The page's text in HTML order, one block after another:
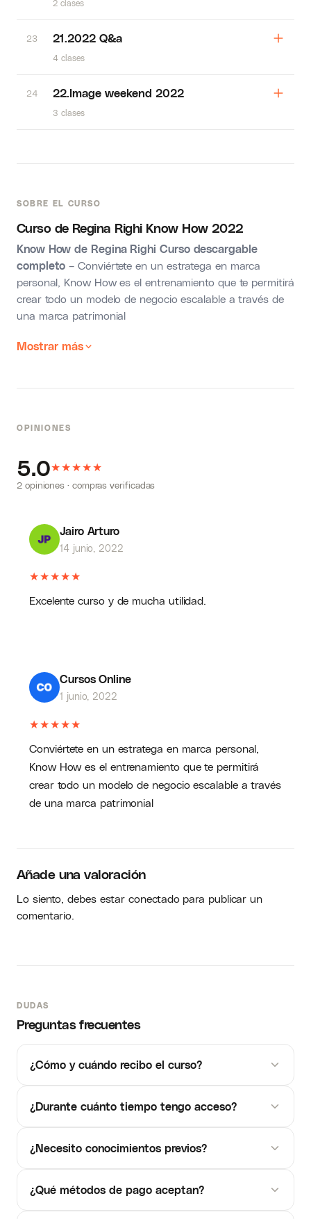
SOBRE EL CURSO
Curso de Regina Righi Know How 2022
Know How de Regina Righi Curso descargable
completo – Conviértete en un estratega en marca
personal, Know How es el entrenamiento que te permitirá
crear todo un modelo de negocio escalable a través de
una marca patrimonial
Mostrar más
2 clases
23 21.2022 Q&a
4 clases
24 22.Image weekend 2022
3 clases
OPINIONES
5.0★★★★★
2 opiniones · compras verificadas
Jairo Arturo
14 junio, 2022
★★★★★
Excelente curso y de mucha utilidad.
Cursos Online
1 junio, 2022
★★★★★
Conviértete en un estratega en marca personal,
Know How es el entrenamiento que te permitirá
crear todo un modelo de negocio escalable a través
de una marca patrimonial
Añade una valoración
Lo siento, debes estarconectadopara publicar un
comentario.
DUDAS
Preguntas frecuentes
¿Cómo y cuándo recibo el curso?
¿Durante cuánto tiempo tengo acceso?
¿Necesito conocimientos previos?
¿Qué métodos de pago aceptan?